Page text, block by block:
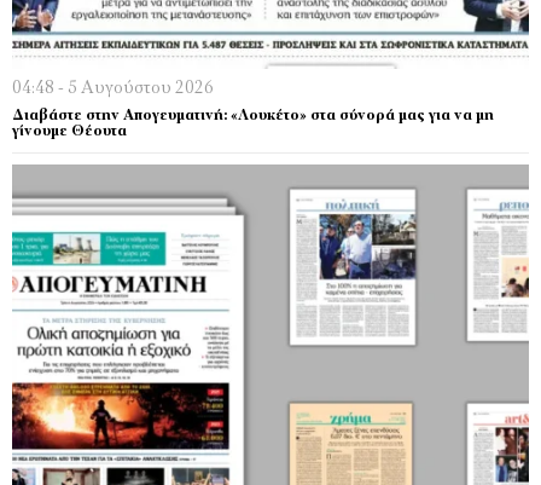
04:48 - 5 Αυγούστου 2026
Διαβάστε στην Απογευματινή: «Λουκέτο» στα σύνορά μας για να μη
γίνουμε Θέουτα